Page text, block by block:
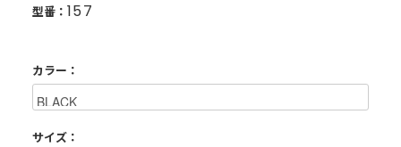
型番： 157
カラー：
サイズ：